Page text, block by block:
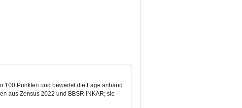
100 Punkten und bewertet die Lage anhand
aus Zensus 2022 und BBSR INKAR; sie